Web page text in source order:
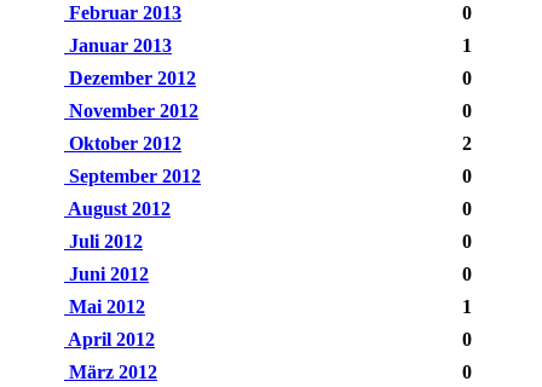
Februar 2013
0
Januar 2013
1
Dezember 2012
0
November 2012
0
Oktober 2012
2
September 2012
0
August 2012
0
Juli 2012
0
Juni 2012
0
Mai 2012
1
April 2012
0
März 2012
0